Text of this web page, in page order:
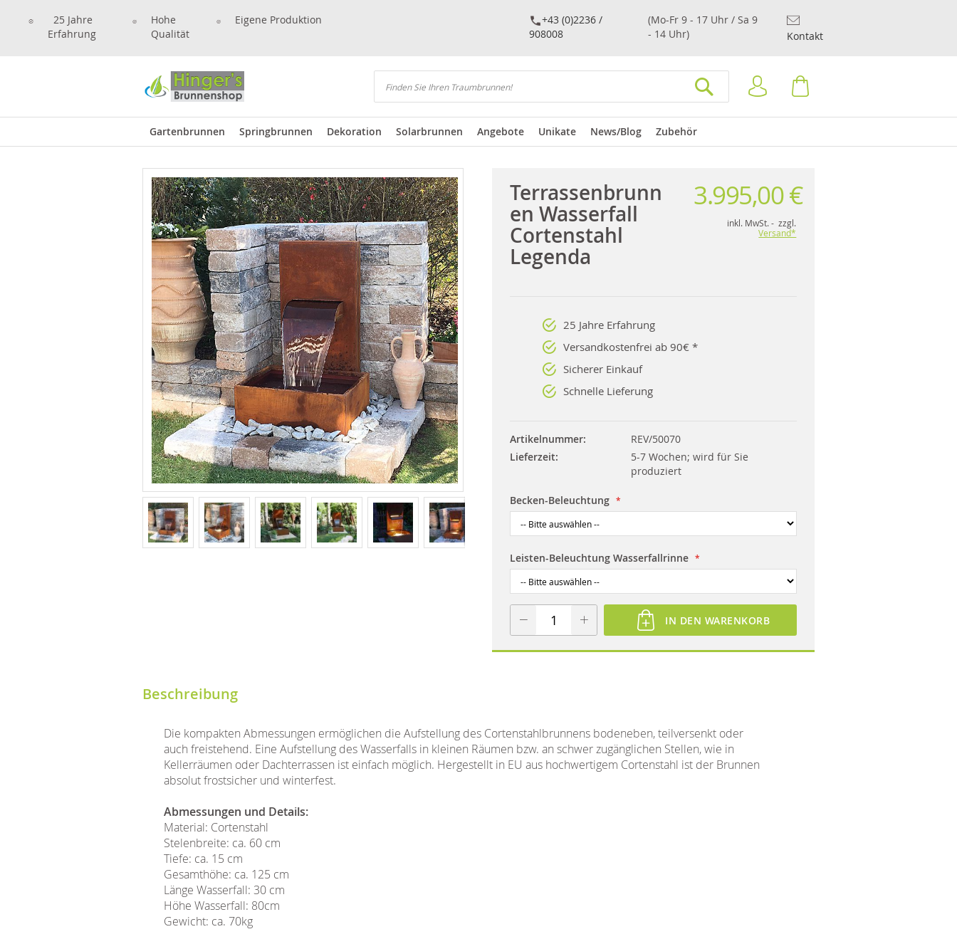
25 Jahre
Erfahrung
Hohe
Qualität
Eigene Produktion
+43 (0)2236 /
908008
(Mo-Fr 9 - 17 Uhr / Sa 9
- 14 Uhr)
Kontakt
Suchen
Anmelden
Gartenbrunnen Springbrunnen Dekoration Solarbrunnen Angebote Unikate News/Blog Zubehör
Terrassenbrunn
en Wasserfall
Cortenstahl
Legenda
3.995,00 €
inkl. MwSt. - zzgl.
Versand*
25 Jahre Erfahrung
Versandkostenfrei ab 90€ *
Sicherer Einkauf
Schnelle Lieferung
Artikelnummer
REV/50070
Lieferzeit
5-7 Wochen; wird für Sie
produziert
Becken-Beleuchtung
Leisten-Beleuchtung Wasserfallrinne
IN DEN WARENKORB
Beschreibung
Die kompakten Abmessungen ermöglichen die Aufstellung des Cortenstahlbrunnens bodeneben, teilversenkt oder
auch freistehend. Eine Aufstellung des Wasserfalls in kleinen Räumen bzw. an schwer zugänglichen Stellen, wie in
Kellerräumen oder Dachterrassen ist einfach möglich. Hergestellt in EU aus hochwertigem Cortenstahl ist der Brunnen
absolut frostsicher und winterfest.
Abmessungen und Details:
Material: Cortenstahl
Stelenbreite: ca. 60 cm
Tiefe: ca. 15 cm
Gesamthöhe: ca. 125 cm
Länge Wasserfall: 30 cm
Höhe Wasserfall: 80cm
Gewicht: ca. 70kg